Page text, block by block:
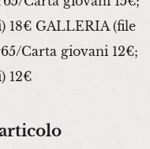
18€ GALLERIA (file
Carta giovani 12€;
12€